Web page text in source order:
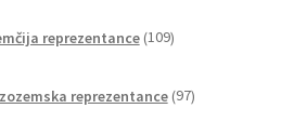
reprezentance 109izdelkov
reprezentance 97izdelkov